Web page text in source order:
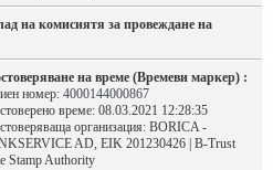
на комисиятя за провеждане на
на време (Времеви маркер) :
номер: 4000144000867
време: 08.03.2021 12:28:35
организация: BORICA -
AD, EIK 201230426 | B-Trust
Stamp Authority